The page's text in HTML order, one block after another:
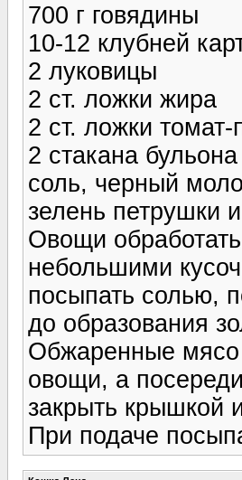
700 г говядины
10-12 клубней
2 луковицы
2 ст. ложки жира
2 ст. ложки томат-
2 стакана бульона
соль, черный
зелень петрушки
Овощи
небольшими
посыпать солью,
до образования
Обжаренные мясо
овощи, а
закрыть крышкой
При подаче